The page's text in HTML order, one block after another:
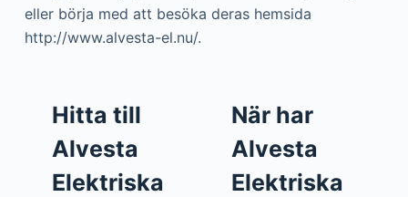
eller börja med att besöka deras hemsida
http://www.alvesta-el.nu/.
Hitta till
Alvesta
Elektriska
När har
Alvesta
Elektriska